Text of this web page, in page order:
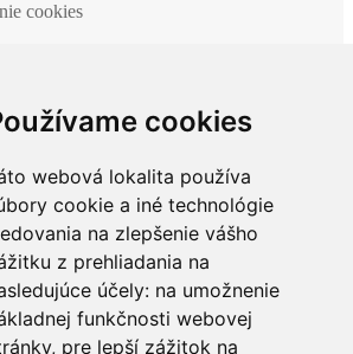
cookies
webová lokalita používa
cookie a iné technológie
na zlepšenie vášho
z prehliadania na
účely: na umožnenie
funkčnosti webovej
, pre lepší zážitok na
cookies